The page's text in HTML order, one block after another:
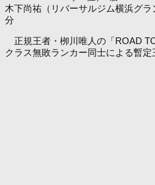
木下尚祐（リバーサルジム横浜グ
分
正規王者・栁川唯人の「ROAD
クラス無敗ランカー同士による暫定